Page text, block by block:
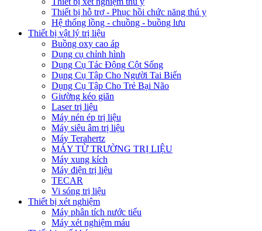
Thiết bị hỗ trợ - Phục hồi chức năng thú y
Hệ thống lồng - chuồng - buồng lưu
Thiết bị vật lý trị liệu
Buồng oxy cao áp
Dụng cụ chỉnh hình
Dụng Cụ Tác Động Cột Sống
Dụng Cụ Tập Cho Người Tai Biến
Dụng Cụ Tập Cho Trẻ Bại Não
Giường kéo giãn
Laser trị liệu
Máy nén ép trị liệu
Máy siêu âm trị liệu
Máy Terahertz
MÁY TỪ TRƯỜNG TRỊ LIỆU
Máy xung kích
Máy điện trị liệu
TECAR
Vi sóng trị liệu
Thiết bị xét nghiệm
Máy phân tích nước tiểu
Máy xét nghiệm máu